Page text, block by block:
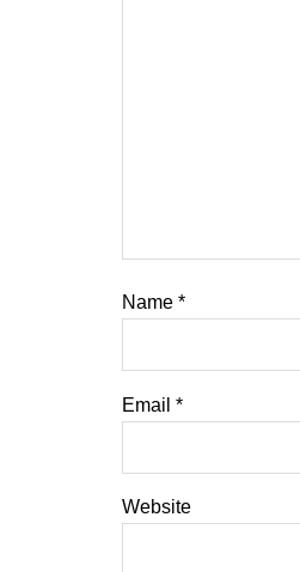
Name *
Email *
Website